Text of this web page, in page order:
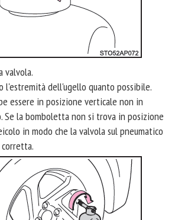
valvola.
l'estremità dell'ugello quanto possibile.
essere in posizione verticale non in
la bomboletta non si trova in posizione
in modo che la valvola sul pneumatico